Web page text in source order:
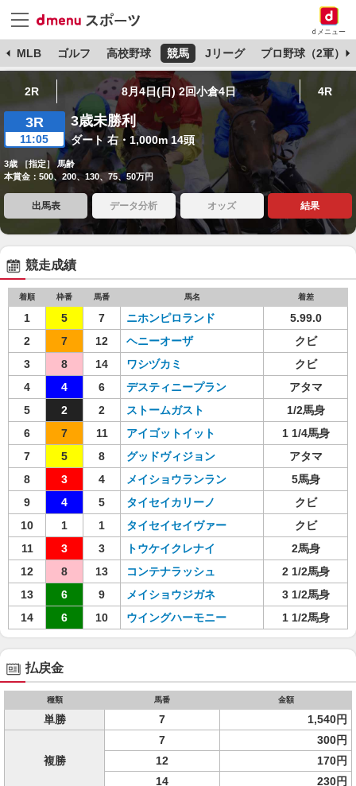
dメニュー
MLB ゴルフ 高校野球 競馬 Jリーグ プロ野球（2軍）
2R 8月4日(日) 2回小倉4日 4R
3R
11:05
3歳未勝利
ダート 右・1,000m 14頭
3歳 ［指定］ 馬齢
本賞金：500、200、130、75、50万円
出馬表 データ分析 オッズ 結果
競走成績
着順 枠番 馬番 馬名 着差
1 5 7 ニホンピロランド
5.99.0
2
7 12 ヘニーオーザ
クビ
3
8 14 ワシヅカミ
クビ
4
4 6 デスティニープラン
アタマ
5
2 2 ストームガスト
1/2馬身
6
7 11 アイゴットイット
1 1/4馬身
7
5 8 グッドヴィジョン
アタマ
8
3 4 メイショウランラン
5馬身
9
4 5 タイセイカリーノ
クビ
10
1 1 タイセイセイヴァー
クビ
11
3 3 トウケイクレナイ
2馬身
12
8 13 コンテナラッシュ
2 1/2馬身
13
6 9 メイショウジガネ
3 1/2馬身
14
6 10 ウイングハーモニー 1 1/2馬身
払戻金
種類 馬番 金額
単勝 7 1,540円
複勝
7
300円
12
170円
14
230円